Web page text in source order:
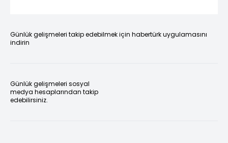
Günlük gelişmeleri takip edebilmek için habertürk uygulamasını
indirin
Günlük gelişmeleri sosyal
medya hesaplarından takip
edebilirsiniz.